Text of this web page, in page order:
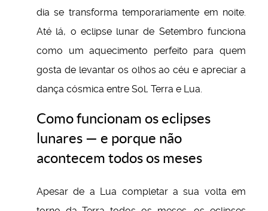
dia se transforma temporariamente em noite.
Até lá, o eclipse lunar de Setembro funciona
como um aquecimento perfeito para quem
gosta de levantar os olhos ao céu e apreciar a
dança cósmica entre Sol, Terra e Lua.
Como funcionam os eclipses
lunares — e porque não
acontecem todos os meses
Apesar de a Lua completar a sua volta em